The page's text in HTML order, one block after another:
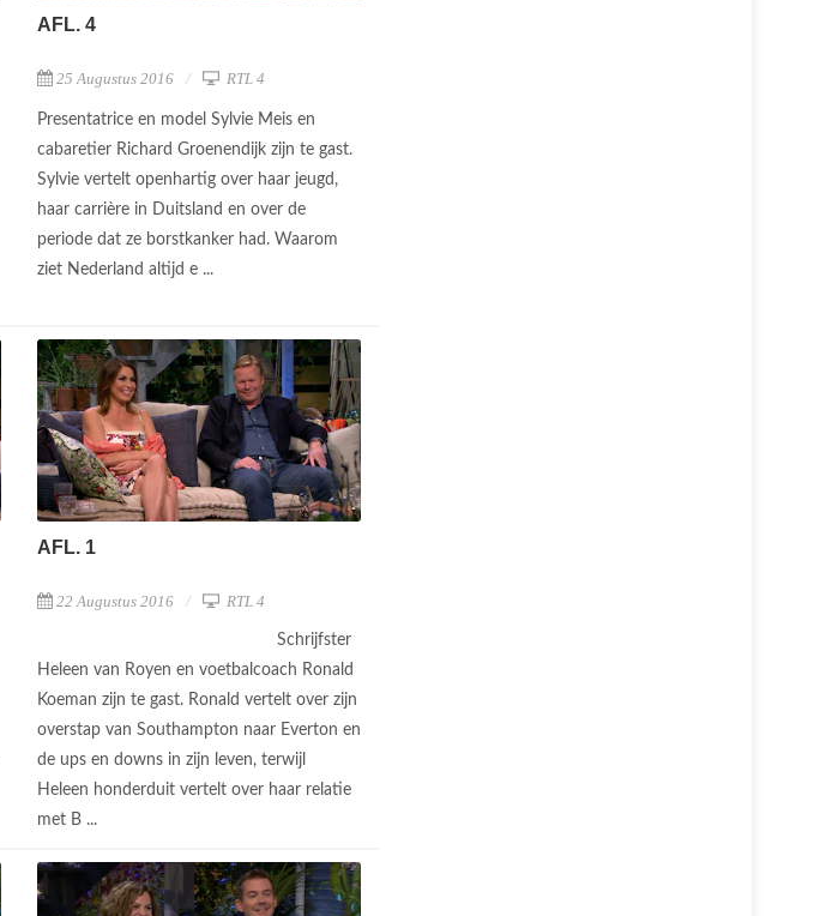
AFL. 4
25 Augustus 2016 RTL 4
Presentatrice en model Sylvie Meis en
cabaretier Richard Groenendijk zijn te gast.
Sylvie vertelt openhartig over haar jeugd,
haar carrière in Duitsland en over de
periode dat ze borstkanker had. Waarom
ziet Nederland altijd e ...
AFL. 1
22 Augustus 2016 RTL 4
Schrijfster
Heleen van Royen en voetbalcoach Ronald
Koeman zijn te gast. Ronald vertelt over zijn
overstap van Southampton naar Everton en
de ups en downs in zijn leven, terwijl
Heleen honderduit vertelt over haar relatie
met B ...